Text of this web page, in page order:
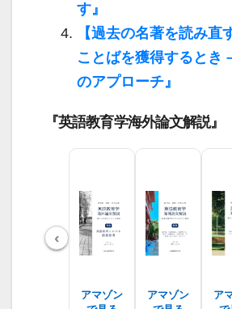
す』
【過去の名著を読み直
ことばを獲得するとき
のアプローチ』
『英語教育学海外論文解説』
‹
アマゾン
アマゾン
ア